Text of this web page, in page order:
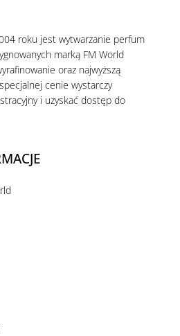
roku jest wytwarzanie perfum
marką FM World
oraz najwyższą
cenie wystarczy
i uzyskać dostęp do